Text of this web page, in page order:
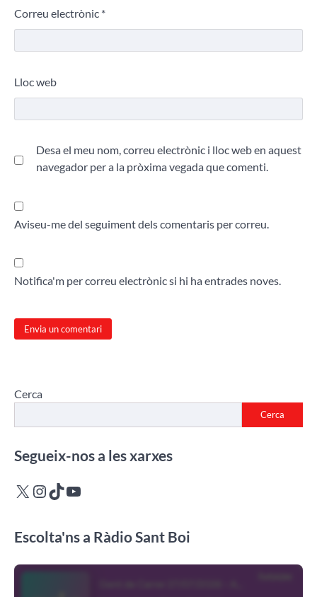
Correu electrònic *
Lloc web
Desa el meu nom, correu electrònic i lloc web en aquest
navegador per a la pròxima vegada que comenti.
Aviseu-me del seguiment dels comentaris per correu.
Notifica'm per correu electrònic si hi ha entrades noves.
Cerca
Cerca
Segueix-nos a les xarxes
X Instagram
TikTokYouTube
Escolta'ns a Ràdio Sant Boi